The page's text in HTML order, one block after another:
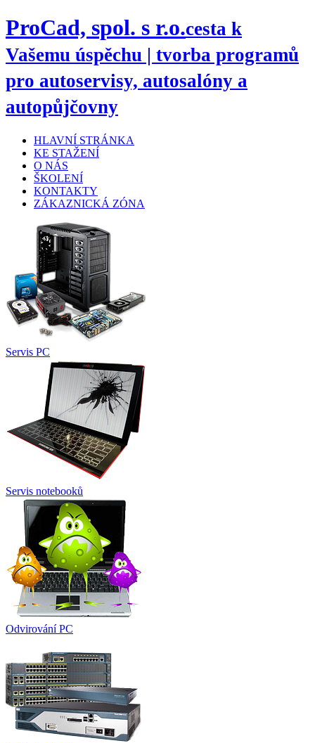
ProCad, spol. s r.o.cesta k
Vašemu úspěchu | tvorba programů
pro autoservisy, autosalóny a
autopůjčovny
HLAVNÍ STRÁNKA
KE STAŽENÍ
O NÁS
ŠKOLENÍ
KONTAKTY
ZÁKAZNICKÁ ZÓNA
Servis PC
Servis notebooků
Odvirování PC